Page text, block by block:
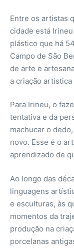
Entre os artistas
cidade está
plástico que há
Campo de São
de arte e
a criação
Para Irineu, o
tentativa e da
machucar o
novo. Esse é o
aprendizado de
Ao longo das
linguagens
e esculturas, às
momentos da
produção na
porcelanas